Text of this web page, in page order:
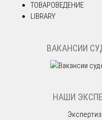
ТОВАРОВЕДЕНИЕ
LIBRARY
ВАКАНСИИ
НАШИ